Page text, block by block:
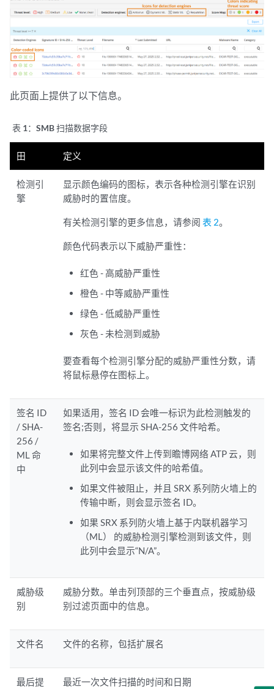
此页面上提供了以下信息。
表 1： SMB 扫描数据字段
田 定义
检测引
擎
显示颜色编码的图标，表示各种检测引擎在识别
威胁时的置信度。
有关检测引擎的更多信息，请参阅表 2。
颜色代码表示以下威胁严重性：
红色 - 高威胁严重性
橙色 - 中等威胁严重性
绿色 - 低威胁严重性
灰色 - 未检测到威胁
要查看每个检测引擎分配的威胁严重性分数，请
将鼠标悬停在图标上。
签名 ID
/ SHA-
256 /
ML 命
中
如果适用，签名 ID 会唯一标识为此检测触发的
签名;否则，将显示 SHA-256 文件哈希。
如果将完整文件上传到瞻博网络 ATP 云，则
此列中会显示该文件的哈希值。
如果文件被阻止，并且 SRX 系列防火墙上的
传输中断，则会显示签名 ID。
如果 SRX 系列防火墙上基于内联机器学习
（ML） 的威胁检测引擎检测到该文件，则
此列中会显示“N/A”。
威胁级
别
威胁分数。单击列顶部的三个垂直点，按威胁级
别过滤页面中的信息。
文件名 文件的名称，包括扩展名
最后提
最近一次文件扫描的时间和日期